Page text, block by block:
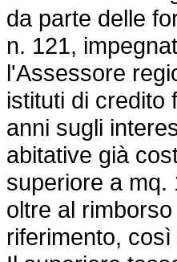
da parte delle
n. 121,
l'Assessore
istituti di credito
anni sugli
abitative già
superiore a mq.
oltre al
riferimento,